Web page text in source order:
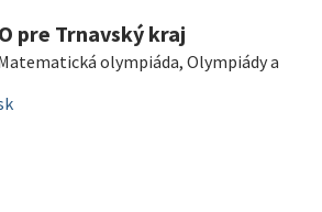
pre Trnavský kraj
olympiáda, Olympiády a